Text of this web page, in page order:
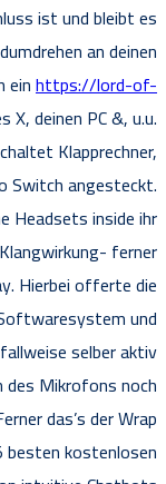
ist und bleibt es
an deinen
einhttps://lord-of-
X, deinen PC &, u.u.
Klapprechner,
Switch angesteckt.
Headsets inside ihr
ferner
Hierbei offerte die
und
selber aktiv
Mikrofons noch
das’s der Wrap
kostenlosen